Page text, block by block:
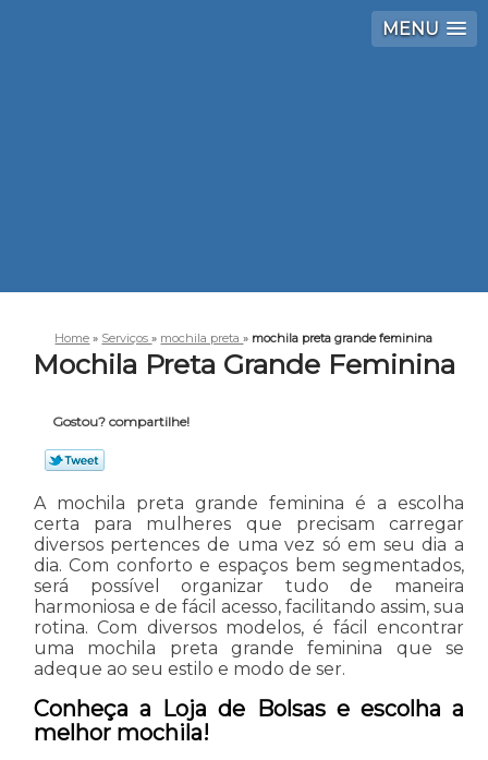
MENU
Home » Serviços» mochila preta» mochila preta grande feminina
Mochila Preta Grande Feminina
Gostou? compartilhe!
A mochila preta grande feminina é a escolha
certa para mulheres que precisam carregar
diversos pertences de uma vez só em seu dia a
dia. Com conforto e espaços bem segmentados,
será possível organizar tudo de maneira
harmoniosa e de fácil acesso, facilitando assim, sua
rotina. Com diversos modelos, é fácil encontrar
uma mochila preta grande feminina que se
adeque ao seu estilo e modo de ser.
Conheça a Loja de Bolsas e escolha a
melhor mochila!